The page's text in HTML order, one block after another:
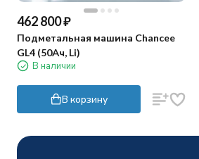
462 800₽
Подметальная машина Chancee
GL4 (50Ач, Li)
В наличии
В корзину